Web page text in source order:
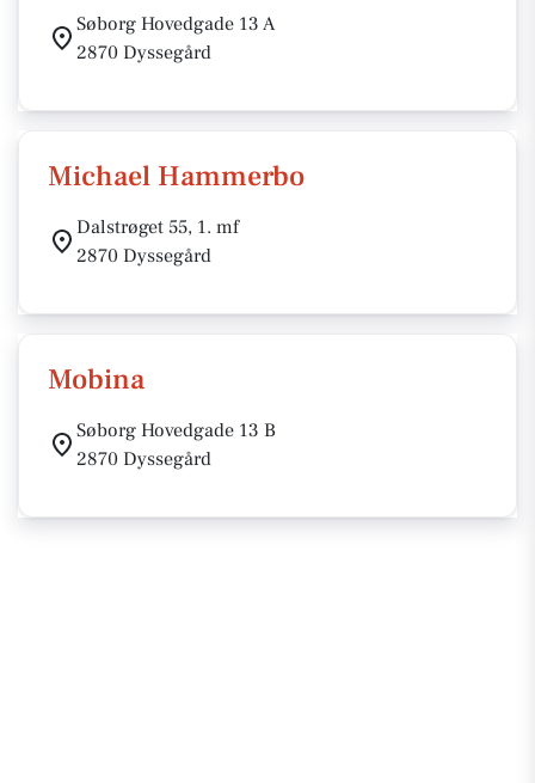
Søborg Hovedgade 13 A
2870 Dyssegård
Michael Hammerbo
Dalstrøget 55, 1. mf
2870 Dyssegård
Mobina
Søborg Hovedgade 13 B
2870 Dyssegård